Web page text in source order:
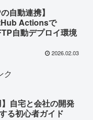
自動連携】
Actionsで
自動デプロイ環境
2026.02.03
ク
】自宅と会社の開発
る初心者ガイド